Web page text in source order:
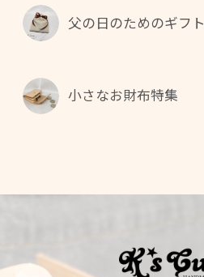
父の日のためのギフト
小さなお財布特集